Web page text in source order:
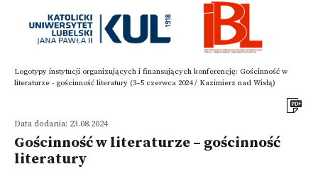
Logotypy instytucji organizujących i finansujących konferencję: Gościnność w
literaturze - gościnność literatury (3–5 czerwca 2024 / Kazimierz nad Wisłą)
Data dodania: 23.08.2024
Gościnność w literaturze – gościnność
literatury